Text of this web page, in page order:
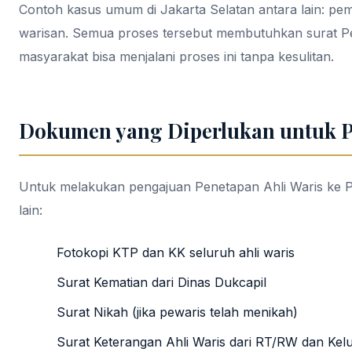
Contoh kasus umum di Jakarta Selatan antara lain:
warisan. Semua proses tersebut membutuhkan surat
masyarakat bisa menjalani proses ini tanpa kesulitan.
Dokumen yang Diperlukan untuk
Untuk melakukan pengajuan Penetapan Ahli Waris ke
lain:
Fotokopi KTP dan KK seluruh ahli waris
Surat Kematian dari Dinas Dukcapil
Surat Nikah (jika pewaris telah menikah)
Surat Keterangan Ahli Waris dari RT/RW dan